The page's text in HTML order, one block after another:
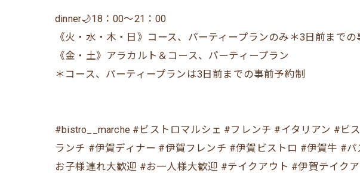
dinner🌙18：00〜21：00
《火・水・木・日》コース、パーティープランのみ＊3日前までの
《金・土》アラカルト＆コース、パーティープラン
＊コース、パーティープランは3日前までの事前予約制
#bistro__marche #ビストロマルシェ #フレンチ #イタリアン #
ランチ #伊賀ディナー #伊賀フレンチ #伊賀ビストロ #伊賀牛 #
お子様連れ大歓迎 #お一人様大歓迎 #テイクアウト #伊賀テイク